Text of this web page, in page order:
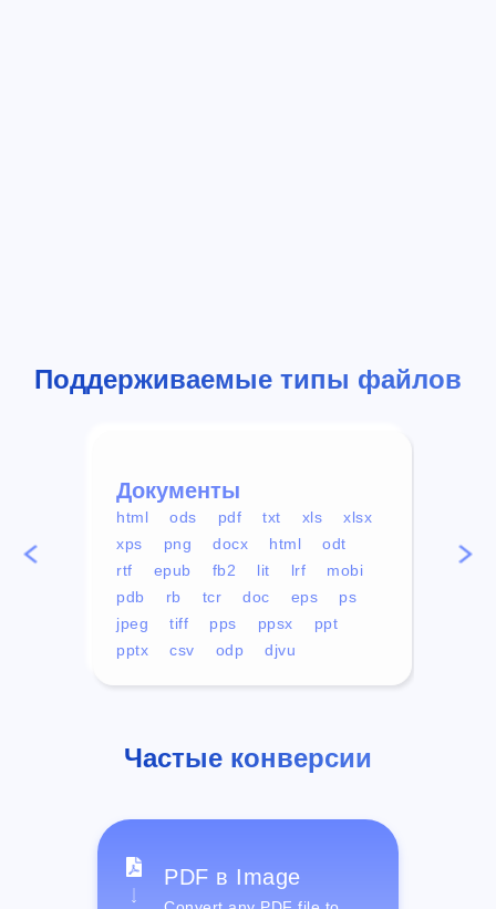
Поддерживаемые типы файлов
Документы
html ods pdf txt xls
xlsx
xps
png docx html
odt
rtf
epub fb2 lit lrf
mobi
pdb
rb tcr doc eps
ps
jpeg
tiff pps ppsx
ppt
pptx
csv odp djvu
mp4
Частые конверсии
PDF в Image